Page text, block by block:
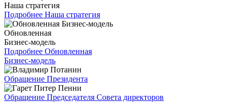
Наша стратегия
Подробнее Наша стратегия
Обновленная
Бизнес-модель
Подробнее Обновленная
Бизнес-модель
Обращение Президента
Обращение Председателя Совета директоров